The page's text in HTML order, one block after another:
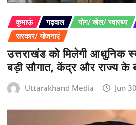
कुमाऊं गढ़वाल योग/ खेल/ स्वास्थ्य
सरकार/ योजनाएं
उत्तराखंड को मिलेगी आधुनिक
बड़ी सौगात, केंद्र और राज्य के
Uttarakhand Media Jun